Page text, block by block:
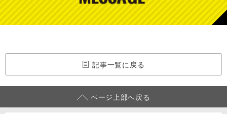
記事一覧に戻る
ページ上部へ戻る